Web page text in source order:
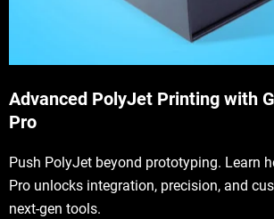
Advanced PolyJet Printing with
Pro
Push PolyJet beyond prototyping. Learn
Pro unlocks integration, precision, and
next-gen tools.